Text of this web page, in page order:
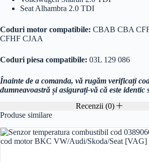
Seat Alhambra 2.0 TDI
Coduri motor compatibile: CBAB CBA
CFHF CJAA
Coduri piesa compatibile: 03L 129 086
Înainte de a comanda, vă rugăm verificați
dumneavoastră și asigurați-vă că este identic
Recenzii (0)
Produse similare